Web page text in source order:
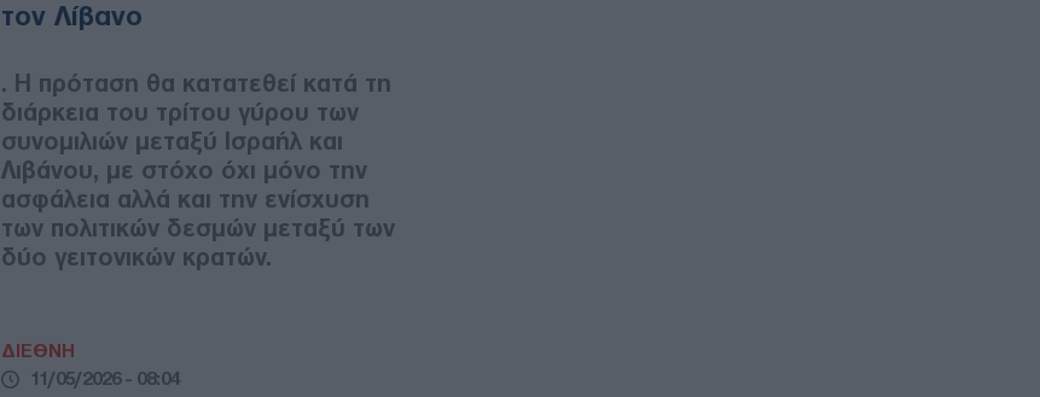
τον Λίβανο
. Η πρόταση θα κατατεθεί κατά τη
διάρκεια του τρίτου γύρου των
συνομιλιών μεταξύ Ισραήλ και
Λιβάνου, με στόχο όχι μόνο την
ασφάλεια αλλά και την ενίσχυση
των πολιτικών δεσμών μεταξύ των
δύο γειτονικών κρατών.
ΔΙΕΘΝΗ
11/05/2026 - 08:04